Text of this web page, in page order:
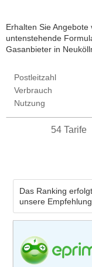
Erhalten Sie
untenstehende
Gasanbieter in